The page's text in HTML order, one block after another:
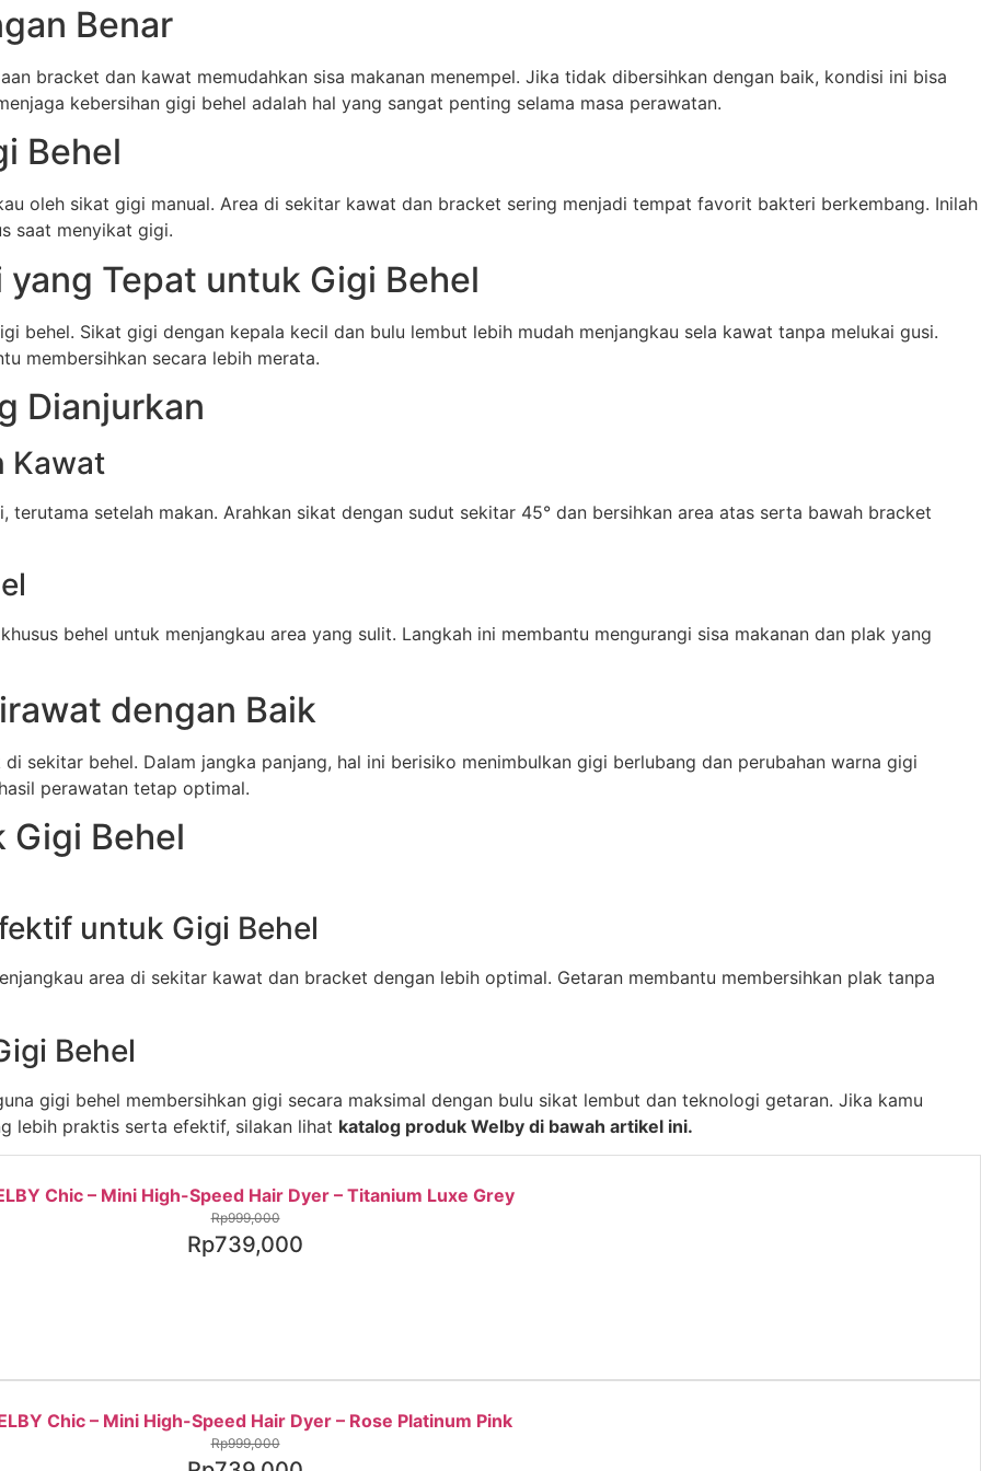
Benar
bracket dan kawat memudahkan sisa makanan menempel. Jika tidak dibersihkan dengan baik, kondisi ini bisa
kebersihan gigi behel adalah hal yang sangat penting selama masa perawatan.
Behel
oleh sikat gigi manual. Area di sekitar kawat dan bracket sering menjadi tempat favorit bakteri berkembang. Inilah
saat menyikat gigi.
Tepat untuk Gigi Behel
behel. Sikat gigi dengan kepala kecil dan bulu lembut lebih mudah menjangkau sela kawat tanpa melukai gusi.
membersihkan secara lebih merata.
Dianjurkan
Kawat
setelah makan. Arahkan sikat dengan sudut sekitar 45° dan bersihkan area atas serta bawah bracket
behel untuk menjangkau area yang sulit. Langkah ini membantu mengurangi sisa makanan dan plak yang
dengan Baik
sekitar behel. Dalam jangka panjang, hal ini berisiko menimbulkan gigi berlubang dan perubahan warna gigi
perawatan tetap optimal.
Gigi Behel
untuk Gigi Behel
area di sekitar kawat dan bracket dengan lebih optimal. Getaran membantu membersihkan plak tanpa
Behel
gigi behel membersihkan gigi secara maksimal dengan bulu sikat lembut dan teknologi getaran. Jika kamu
lebih praktis serta efektif, silakan lihat katalog produk Welby di bawah artikel ini.
Chic – Mini High-Speed Hair Dyer – Titanium Luxe Grey
Rp999,000
Rp739,000
Chic – Mini High-Speed Hair Dyer – Rose Platinum Pink
Rp999,000